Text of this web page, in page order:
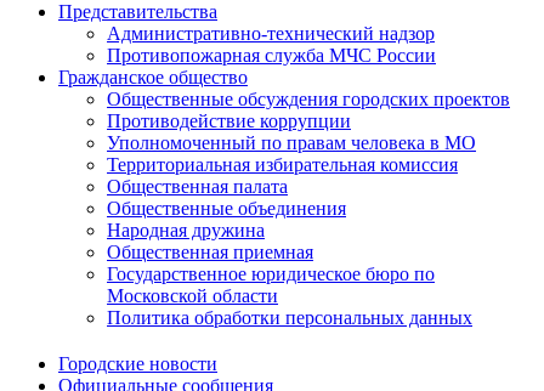
Представительства
Административно-технический надзор
Противопожарная служба МЧС России
Гражданское общество
Общественные обсуждения городских проектов
Противодействие коррупции
Уполномоченный по правам человека в МО
Территориальная избирательная комиссия
Общественная палата
Общественные объединения
Народная дружина
Общественная приемная
Государственное юридическое бюро по
Московской области
Политика обработки персональных данных
Городские новости
Официальные сообщения